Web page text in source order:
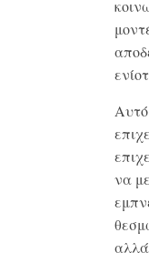
Αυτό
να
αλλά